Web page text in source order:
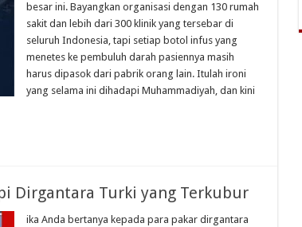
besar ini. Bayangkan organisasi dengan 130 rumah
sakit dan lebih dari 300 klinik yang tersebar di
seluruh Indonesia, tapi setiap botol infus yang
menetes ke pembuluh darah pasiennya masih
harus dipasok dari pabrik orang lain. Itulah ironi
yang selama ini dihadapi Muhammadiyah, dan kini
Dirgantara Turki yang Terkubur
ika Anda bertanya kepada para pakar dirgantara